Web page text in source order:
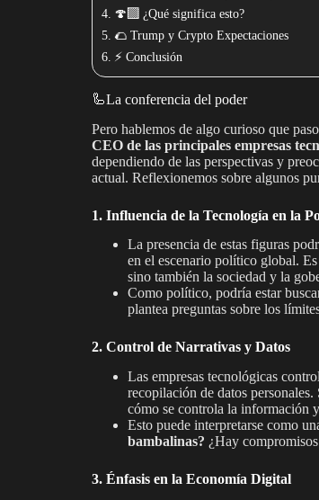
🍄‍🟫 ¿Qué significa esto?
🌮 Trump y Crypto Expectaciones
⚡️ Conclusión
🦾La conferencia del poder
Pero hablemos de algo curioso que
CEO de las principales empresas
dependiendo de las perspectivas y
actual. Reflexionemos sobre algunos
1. Influencia de la Tecnología en la
La presencia de estas figuras
en el escenario político global.
sino también la sociedad y la
Como político, podría estar
plantea preguntas sobre los
2. Control de Narrativas y Datos
Las empresas tecnológicas
recopilación de datos
cómo se controla la información
Esto puede interpretarse como
bambalinas? ¿Hay
3. Énfasis en la Economía Digital